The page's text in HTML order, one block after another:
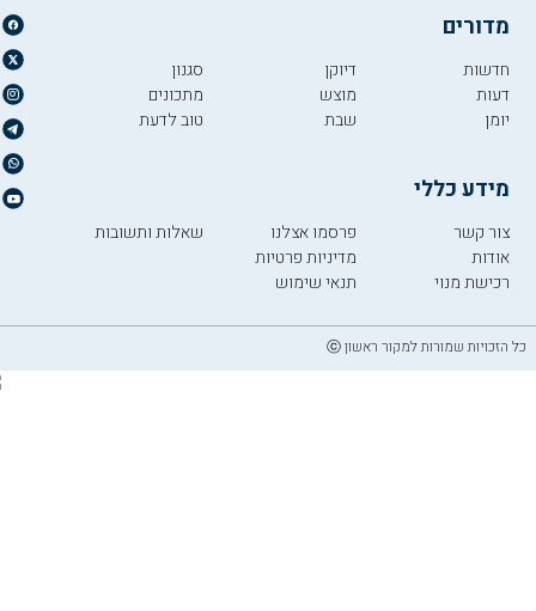
מדורים
חדשות
דעות
יומן
דיוקן
מוצש
שבת
סגנון
מתכונים
טוב לדעת
מידע כללי
צור קשר
אודות
רכישת מנוי
פרסמו אצלנו
מדיניות פרטיות
תנאי שימוש
שאלות ותשובות
כל הזכויות שמורות למקור ראשון ⓒ